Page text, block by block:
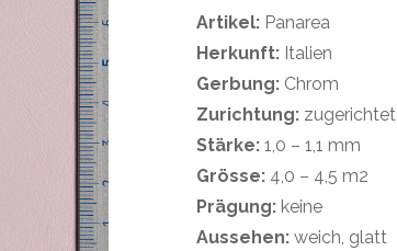
Artikel: Panarea
Herkunft: Italien
Gerbung: Chrom
Zurichtung: zugerichtet
Stärke: 1,0 – 1,1 mm
Grösse: 4,0 – 4,5 m2
Prägung: keine
Aussehen: weich, glatt